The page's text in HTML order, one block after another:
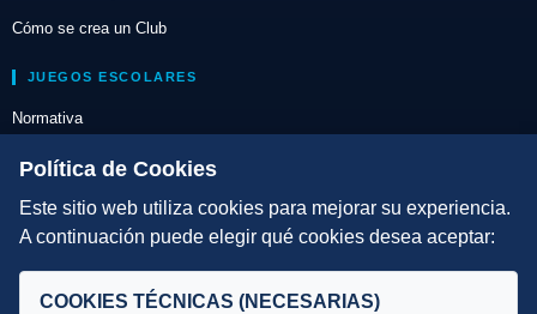
Cómo se crea un Club
JUEGOS ESCOLARES
Normativa
Escuelas de Triatlón
DIRECCIÓN TÉCNICA
Selecciones
Política de Cookies
Este sitio web utiliza cookies para mejorar su experiencia.
A continuación puede elegir qué cookies desea aceptar:
COOKIES TÉCNICAS (NECESARIAS)